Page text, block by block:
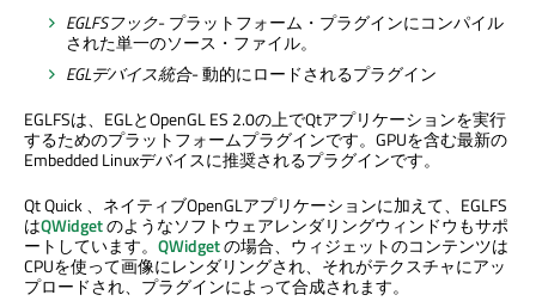
EGLFSフック- プラットフォーム・プラグインにコンパイル
された単一のソース・ファイル。
EGLデバイス統合- 動的にロードされるプラグイン
EGLFSは、EGLとOpenGL ES 2.0の上でQtアプリケーションを実行
するためのプラットフォームプラグインです。GPUを含む最新の
Embedded Linuxデバイスに推奨されるプラグインです。
Qt Quick、ネイティブOpenGLアプリケーションに加えて、EGLFS
はQWidgetのようなソフトウェアレンダリングウィンドウもサポ
ートしています。 QWidgetの場合、ウィジェットのコンテンツは
CPUを使って画像にレンダリングされ、それがテクスチャにアッ
プロードされ、プラグインによって合成されます。